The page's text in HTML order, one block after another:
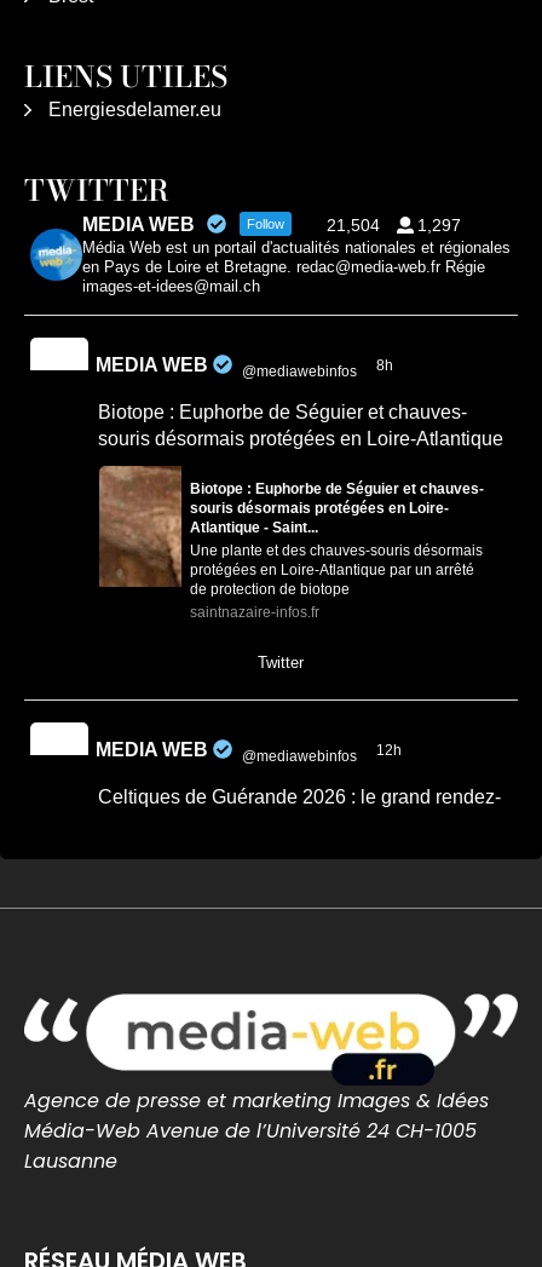
LIENS UTILES
Energiesdelamer.eu
TWITTER
MEDIA WEB Follow 21,504 1,297
Média Web est un portail d'actualités nationales et régionales
en Pays de Loire et Bretagne. redac@media-web.fr Régie
images-et-idees@mail.ch
MEDIA WEB @mediawebinfos 8h
Biotope : Euphorbe de Séguier et chauves-
souris désormais protégées en Loire-Atlantique
Biotope : Euphorbe de Séguier et chauves-
souris désormais protégées en Loire-
Atlantique - Saint...
Une plante et des chauves-souris désormais
protégées en Loire-Atlantique par un arrêté
de protection de biotope
saintnazaire-infos.fr
Twitter
MEDIA WEB @mediawebinfos 12h
Celtiques de Guérande 2026 : le grand rendez-
Côte d'Amour Infos
traditions celtiques.
cotedamour-infos.fr
0 0 Twitter
MEDIA WEB
Agence de presse et marketing Images & Idées
Média-Web Avenue de l’Université 24 CH-1005
Lausanne